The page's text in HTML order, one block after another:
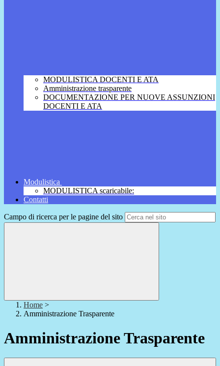
MODULISTICA DOCENTI E ATA
Amministrazione trasparente
DOCUMENTAZIONE PER NUOVE ASSUNZIONI
DOCENTI E ATA
Modulistica
MODULISTICA scaricabile:
Contatti
Campo di ricerca per le pagine del sito
Home >
Amministrazione Trasparente
Amministrazione Trasparente